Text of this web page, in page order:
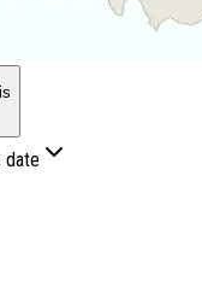
date